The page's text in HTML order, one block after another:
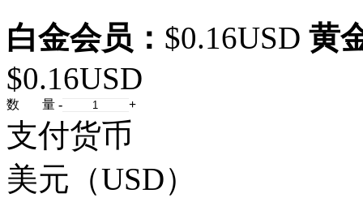
白金会员： $0.16USD 黄
$0.16USD
数 量 - +
支付货币
美元（USD）